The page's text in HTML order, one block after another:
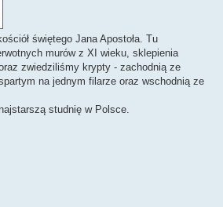
świętego Jana Apostoła. Tu
murów z XI wieku, sklepienia
zwiedziliśmy krypty - zachodnią ze
na jednym filarze oraz wschodnią ze
studnię w Polsce.